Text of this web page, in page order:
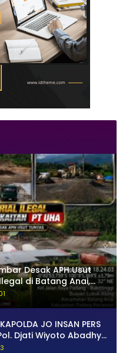
Desak APH Usut
di Batang Anai,
PT UHA Diminta
JO INSAN PERS
Djati Wiyoto Abadhy
Ruang bagi Pelanggar